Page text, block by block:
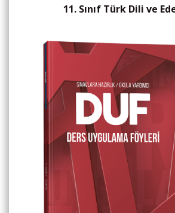
11. Sınıf Türk Dili ve